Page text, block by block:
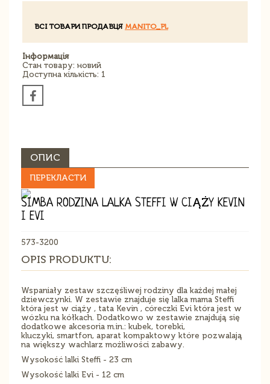
ВСІ ТОВАРИ ПРОДАВЦЯ MANITO_PL
Інформація
Стан товару: новий
Доступна кількість: 1
ОПИС
ПЕРЕКЛАСТИ
SIMBA RODZINA LALKA STEFFI W CIĄŻY KEVIN
I EVI
573-3200
OPIS PRODUKTU:
Wspaniały zestaw szczęśliwej rodziny dla każdej małej
dziewczynki. W zestawie znajduje się lalka mama Steffi
która jest w ciąży , tata Kevin , córeczki Evi która jest w
wózku na kółkach. Dodatkowo w zestawie znajdują się
dodatkowe akcesoria m.in.: kubek, torebki,
kluczyki, smartfon, aparat kompaktowy które pozwalają
na większy wachlarz możliwości zabawy.
Wysokość lalki Steffi - 23 cm
Wysokość lalki Evi - 12 cm